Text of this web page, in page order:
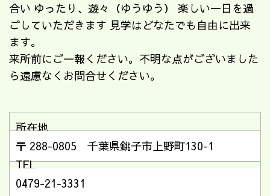
合い ゆったり、遊々（ゆうゆう） 楽しい一日を過
ごしていただきます 見学はどなたでも自由に出来
ます。
来所前にご一報ください。不明な点がございました
ら遠慮なくお問合せください。
所在地
〒 288-0805 千葉県銚子市上野町130-1
TEL
0479-21-3331